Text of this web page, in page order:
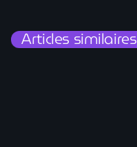
juillet 2024
Articles similaires